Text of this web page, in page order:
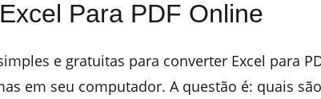
Para PDF Online
e gratuitas para converter Excel para
em seu computador. A questão é: quais